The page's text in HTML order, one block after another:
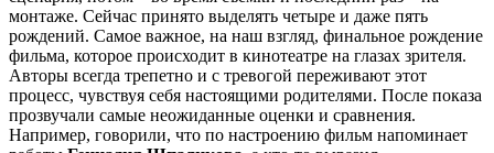
монтаже. Сейчас принято выделять четыре и даже пять
рождений. Самое важное, на наш взгляд, финальное рождение
фильма, которое происходит в кинотеатре на глазах зрителя.
Авторы всегда трепетно и с тревогой переживают этот
процесс, чувствуя себя настоящими родителями. После показа
прозвучали самые неожиданные оценки и сравнения.
Например, говорили, что по настроению фильм напоминает